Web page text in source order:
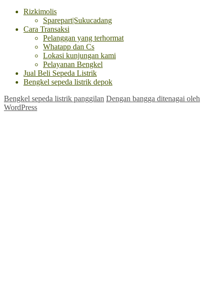
Rizkimolis
Sparepart|Sukucadang
Cara Transaksi
Pelanggan yang terhormat
Whatapp dan Cs
Lokasi kunjungan kami
Pelayanan Bengkel
Jual Beli Sepeda Listrik
Bengkel sepeda listrik depok
Bengkel sepeda listrik panggilan Dengan bangga ditenagai oleh
WordPress